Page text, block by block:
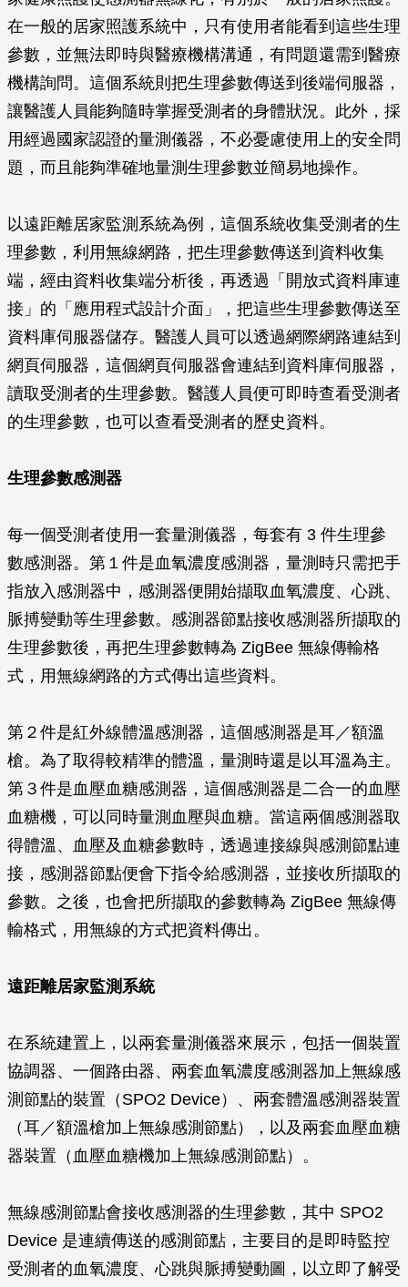
在一般的居家照護系統中，只有使用者能看到這些生理
參數，並無法即時與醫療機構溝通，有問題還需到醫療
機構詢問。這個系統則把生理參數傳送到後端伺服器，
讓醫護人員能夠隨時掌握受測者的身體狀況。此外，採
用經過國家認證的量測儀器，不必憂慮使用上的安全問
題，而且能夠準確地量測生理參數並簡易地操作。
以遠距離居家監測系統為例，這個系統收集受測者的生
理參數，利用無線網路，把生理參數傳送到資料收集
端，經由資料收集端分析後，再透過「開放式資料庫連
接」的「應用程式設計介面」，把這些生理參數傳送至
資料庫伺服器儲存。醫護人員可以透過網際網路連結到
網頁伺服器，這個網頁伺服器會連結到資料庫伺服器，
讀取受測者的生理參數。醫護人員便可即時查看受測者
的生理參數，也可以查看受測者的歷史資料。
生理參數感測器
每一個受測者使用一套量測儀器，每套有 3 件生理參
數感測器。第１件是血氧濃度感測器，量測時只需把手
指放入感測器中，感測器便開始擷取血氧濃度、心跳、
脈搏變動等生理參數。感測器節點接收感測器所擷取的
生理參數後，再把生理參數轉為 ZigBee 無線傳輸格
式，用無線網路的方式傳出這些資料。
第２件是紅外線體溫感測器，這個感測器是耳／額溫
槍。為了取得較精準的體溫，量測時還是以耳溫為主。
第３件是血壓血糖感測器，這個感測器是二合一的血壓
血糖機，可以同時量測血壓與血糖。當這兩個感測器取
得體溫、血壓及血糖參數時，透過連接線與感測節點連
接，感測器節點便會下指令給感測器，並接收所擷取的
參數。之後，也會把所擷取的參數轉為 ZigBee 無線傳
輸格式，用無線的方式把資料傳出。
遠距離居家監測系統
在系統建置上，以兩套量測儀器來展示，包括一個裝置
協調器、一個路由器、兩套血氧濃度感測器加上無線感
測節點的裝置（SPO2 Device）、兩套體溫感測器裝置
（耳／額溫槍加上無線感測節點），以及兩套血壓血糖
器裝置（血壓血糖機加上無線感測節點）。
無線感測節點會接收感測器的生理參數，其中 SPO2
Device 是連續傳送的感測節點，主要目的是即時監控
受測者的血氧濃度、心跳與脈搏變動圖，以立即了解受